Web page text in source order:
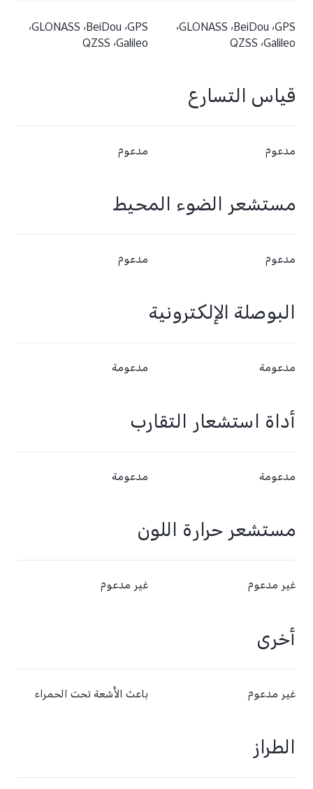
GPS،‏ BeiDou،‏ GLONASS،‏
Galileo،‏ QZSS
GPS،‏ BeiDou،‏ GLONASS،‏
Galileo،‏ QZSS
قياس التسارع
مدعوم مدعوم
مستشعر الضوء المحيط
مدعوم مدعوم
البوصلة الإلكترونية
مدعومة مدعومة
أداة استشعار التقارب
مدعومة مدعومة
مستشعر حرارة اللون
غير مدعوم غير مدعوم
أخرى
غير مدعوم باعث الأشعة تحت الحمراء
الطراز